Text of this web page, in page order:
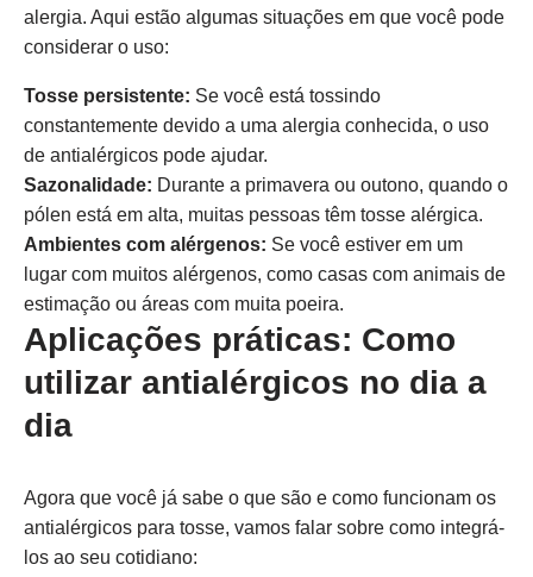
alergia. Aqui estão algumas situações em que você pode
considerar o uso:
Tosse persistente: Se você está tossindo
constantemente devido a uma alergia conhecida, o uso
de antialérgicos pode ajudar.
Sazonalidade: Durante a primavera ou outono, quando o
pólen está em alta, muitas pessoas têm tosse alérgica.
Ambientes com alérgenos: Se você estiver em um
lugar com muitos alérgenos, como casas com animais de
estimação ou áreas com muita poeira.
Aplicações práticas: Como
utilizar antialérgicos no dia a
dia
Agora que você já sabe o que são e como funcionam os
antialérgicos para tosse, vamos falar sobre como integrá-
los ao seu cotidiano: